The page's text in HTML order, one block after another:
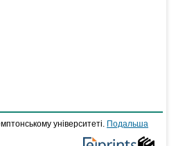
університеті.
Подальша